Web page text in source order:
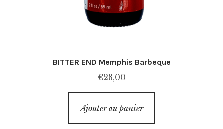
BITTER END Memphis Barbeque
€28,00
Ajouter au panier